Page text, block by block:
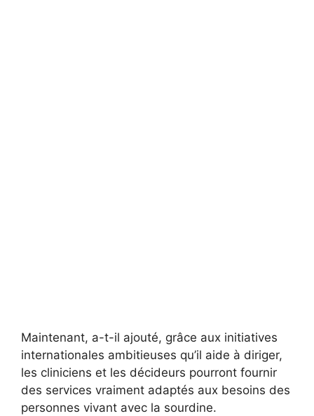
Maintenant, a-t-il ajouté, grâce aux initiatives
internationales ambitieuses qu’il aide à diriger,
les cliniciens et les décideurs pourront fournir
des services vraiment adaptés aux besoins des
personnes vivant avec la sourdine.